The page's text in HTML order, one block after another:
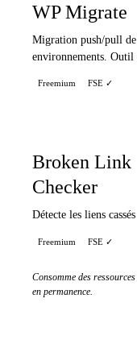
WP Migrate
Migration push/pull de
environnements. Outil
Freemium FSE ✓
Broken Link
Checker
Détecte les liens
Freemium FSE ✓
Consomme des
en permanence.